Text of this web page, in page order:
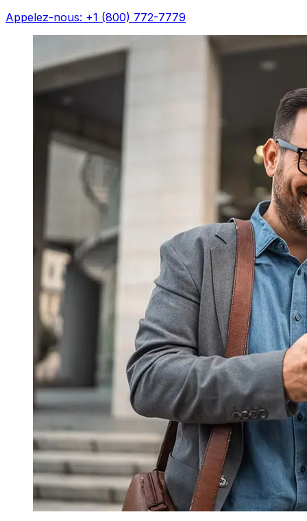
Appelez-nous: +1 (800) 772-7779